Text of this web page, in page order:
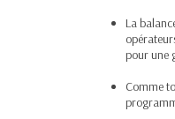
La
pour une
Comme